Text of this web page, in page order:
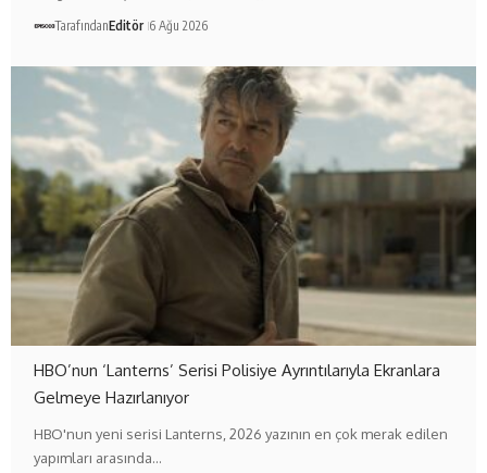
TarafındanEditör 6 Ağu 2026
HBO’nun ‘Lanterns’ Serisi Polisiye Ayrıntılarıyla Ekranlara
Gelmeye Hazırlanıyor
HBO'nun yeni serisi Lanterns, 2026 yazının en çok merak edilen
yapımları arasında…